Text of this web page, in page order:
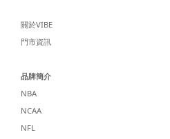
關於VIBE
門市資訊
品牌簡介
NBA
NCAA
NFL